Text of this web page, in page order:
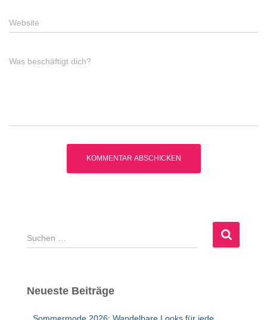
Website
Was beschäftigt dich?
S
u
eNeueste Beiträge